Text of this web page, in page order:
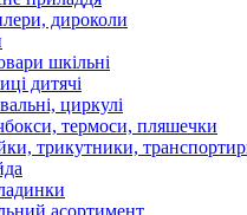
дироколи
шкільні
дитячі
циркулі
термоси, пляшечки
трикутники,
асортимент